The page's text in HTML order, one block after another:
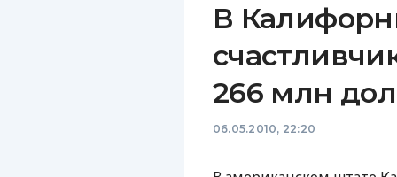
В
266 млн
06.05.2010, 22:20